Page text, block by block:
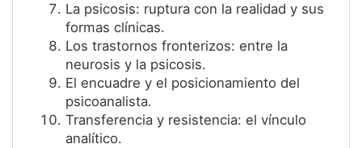
La psicosis: ruptura con la realidad y sus
formas clínicas.
Los trastornos fronterizos: entre la
neurosis y la psicosis.
El encuadre y el posicionamiento del
psicoanalista.
Transferencia y resistencia: el vínculo
analítico.